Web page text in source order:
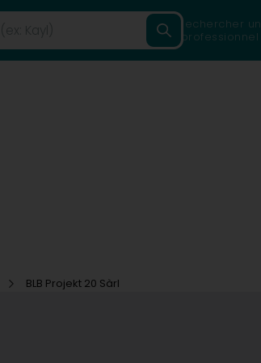
Rechercher un
professionnel
BLB Projekt 20 Sàrl